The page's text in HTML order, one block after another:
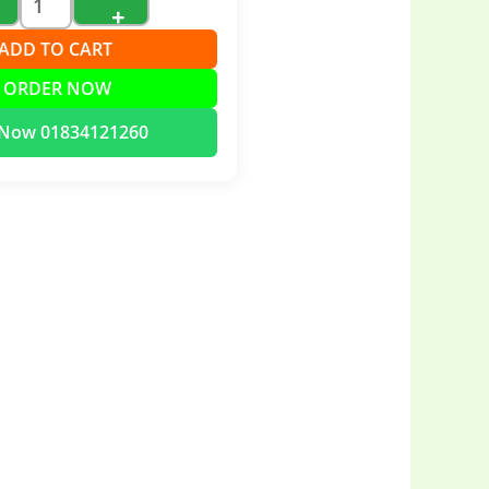
+
ADD TO CART
ORDER NOW
01834121260